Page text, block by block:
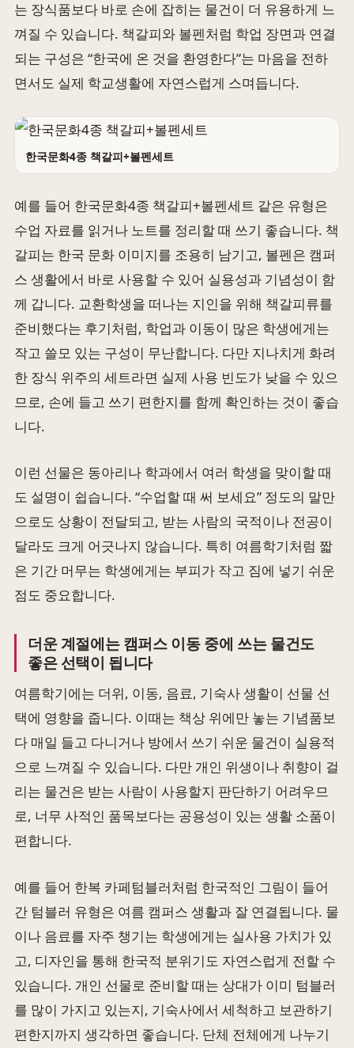
는 장식품보다 바로 손에 잡히는 물건이 더 유용하게 느
껴질 수 있습니다. 책갈피와 볼펜처럼 학업 장면과 연결
되는 구성은 “한국에 온 것을 환영한다”는 마음을 전하
면서도 실제 학교생활에 자연스럽게 스며듭니다.
한국문화4종 책갈피+볼펜세트
예를 들어 한국문화4종 책갈피+볼펜세트 같은 유형은
수업 자료를 읽거나 노트를 정리할 때 쓰기 좋습니다. 책
갈피는 한국 문화 이미지를 조용히 남기고, 볼펜은 캠퍼
스 생활에서 바로 사용할 수 있어 실용성과 기념성이 함
께 갑니다. 교환학생을 떠나는 지인을 위해 책갈피류를
준비했다는 후기처럼, 학업과 이동이 많은 학생에게는
작고 쓸모 있는 구성이 무난합니다. 다만 지나치게 화려
한 장식 위주의 세트라면 실제 사용 빈도가 낮을 수 있으
므로, 손에 들고 쓰기 편한지를 함께 확인하는 것이 좋습
니다.
이런 선물은 동아리나 학과에서 여러 학생을 맞이할 때
도 설명이 쉽습니다. “수업할 때 써 보세요” 정도의 말만
으로도 상황이 전달되고, 받는 사람의 국적이나 전공이
달라도 크게 어긋나지 않습니다. 특히 여름학기처럼 짧
은 기간 머무는 학생에게는 부피가 작고 짐에 넣기 쉬운
점도 중요합니다.
더운 계절에는 캠퍼스 이동 중에 쓰는 물건도
좋은 선택이 됩니다
여름학기에는 더위, 이동, 음료, 기숙사 생활이 선물 선
택에 영향을 줍니다. 이때는 책상 위에만 놓는 기념품보
다 매일 들고 다니거나 방에서 쓰기 쉬운 물건이 실용적
으로 느껴질 수 있습니다. 다만 개인 위생이나 취향이 걸
리는 물건은 받는 사람이 사용할지 판단하기 어려우므
로, 너무 사적인 품목보다는 공용성이 있는 생활 소품이
편합니다.
예를 들어 한복 카페텀블러처럼 한국적인 그림이 들어
간 텀블러 유형은 여름 캠퍼스 생활과 잘 연결됩니다. 물
이나 음료를 자주 챙기는 학생에게는 실사용 가치가 있
고, 디자인을 통해 한국적 분위기도 자연스럽게 전할 수
있습니다. 개인 선물로 준비할 때는 상대가 이미 텀블러
를 많이 가지고 있는지, 기숙사에서 세척하고 보관하기
편한지까지 생각하면 좋습니다. 단체 전체에게 나누기